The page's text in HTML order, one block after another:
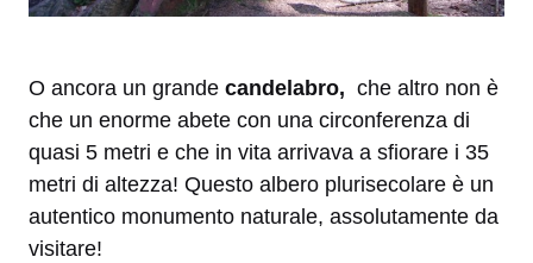
O ancora un grande candelabro, che altro non è
che un enorme abete con una circonferenza di
quasi 5 metri e che in vita arrivava a sfiorare i 35
metri di altezza! Questo albero plurisecolare è un
autentico monumento naturale, assolutamente da
visitare!